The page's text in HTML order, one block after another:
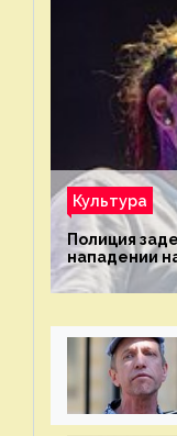
Культура
Полиция
нападении